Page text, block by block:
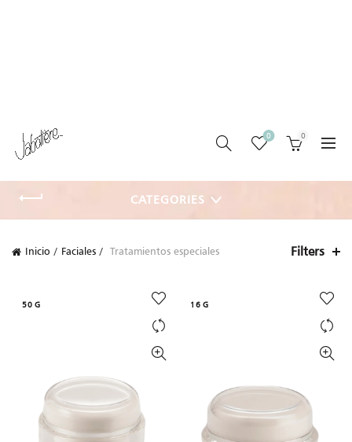
0 0
CATEGORIES
Inicio Faciales Tratamientos especiales Filters
50 G 16 G